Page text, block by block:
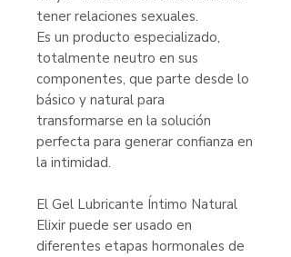
tener relaciones sexuales.
Es un producto especializado,
totalmente neutro en sus
componentes, que parte desde lo
básico y natural para
transformarse en la solución
perfecta para generar confianza en
la intimidad.
El Gel Lubricante Íntimo Natural
Elixir puede ser usado en
diferentes etapas hormonales de